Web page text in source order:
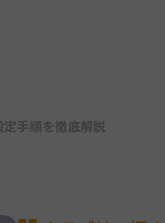
手順を徹底解説